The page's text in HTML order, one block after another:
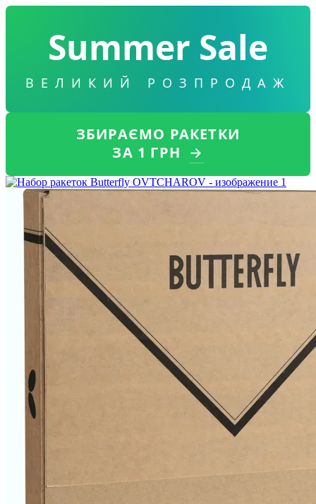
Summer Sale
ВЕЛИКИЙ РОЗПРОДАЖ
ЗБИРАЄМО РАКЕТКИ
ЗА 1 ГРН →